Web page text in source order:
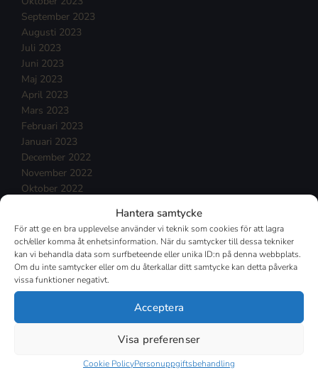
Hantera samtycke
För att ge en bra upplevelse använder vi teknik som cookies för att lagra
och/eller komma åt enhetsinformation. När du samtycker till dessa tekniker
kan vi behandla data som surfbeteende eller unika ID:n på denna webbplats.
Om du inte samtycker eller om du återkallar ditt samtycke kan detta påverka
vissa funktioner negativt.
Acceptera
Visa preferenser
Cookie PolicyPersonuppgiftsbehandling
September 2023
Augusti 2023
Juli 2023
Juni 2023
Maj 2023
April 2023
Mars 2023
Februari 2023
Januari 2023
December 2022
November 2022
Oktober 2022
Juli 2022
Juni 2022
Maj 2022
April 2022
November 2021